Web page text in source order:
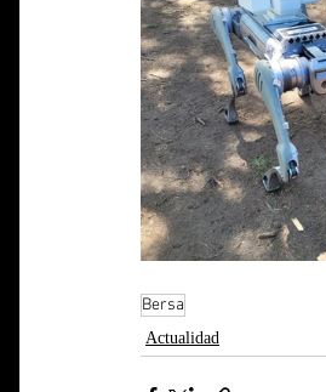
Bersa
Actualidad